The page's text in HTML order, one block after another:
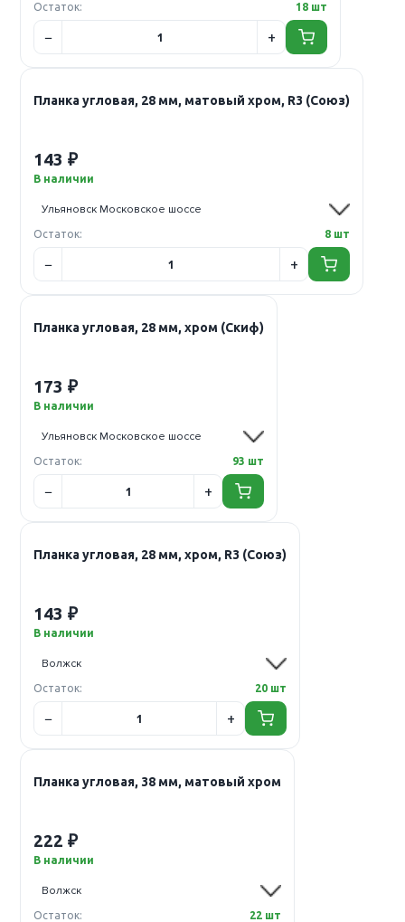
Остаток: 18 шт
Планка угловая, 28 мм, матовый хром, R3 (Союз)
143 ₽
В наличии
Остаток: 8 шт
Планка угловая, 28 мм, хром (Скиф)
173 ₽
В наличии
Остаток: 93 шт
Планка угловая, 28 мм, хром, R3 (Союз)
143 ₽
В наличии
Остаток: 20 шт
Планка угловая, 38 мм, матовый хром
222 ₽
В наличии
Остаток: 22 шт